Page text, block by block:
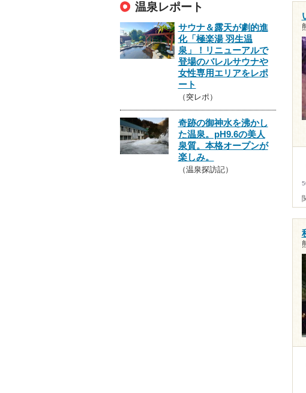
温泉レポート
サウナ＆露天が劇的進
化「極楽湯 羽生温
泉」！リニューアルで
登場のバレルサウナや
女性専用エリアをレポ
ート
（突レポ）
奇跡の御神水を沸かし
た温泉。pH9.6の美人
泉質。本格オープンが
楽しみ。
（温泉探訪記）